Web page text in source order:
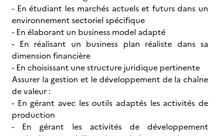
- En étudiant les marchés actuels et futurs dans un
environnement sectoriel spécifique
- En élaborant un business model adapté
- En réalisant un business plan réaliste dans sa
dimension financière
- En choisissant une structure juridique pertinente
Assurer la gestion et le développement de la chaîne
de valeur :
- En gérant avec les outils adaptés les activités de
production
- En gérant les activités de développement